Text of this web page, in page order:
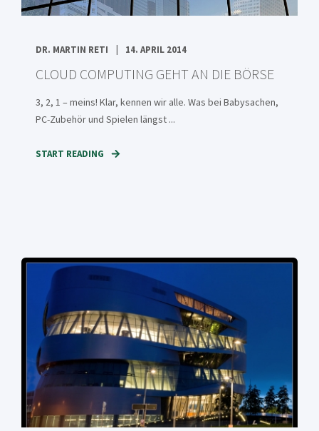
DR. MARTIN RETI 14. APRIL 2014
CLOUD COMPUTING GEHT AN DIE BÖRSE
3, 2, 1 – meins! Klar, kennen wir alle. Was bei Babysachen,
PC-Zubehör und Spielen längst ...
START READING